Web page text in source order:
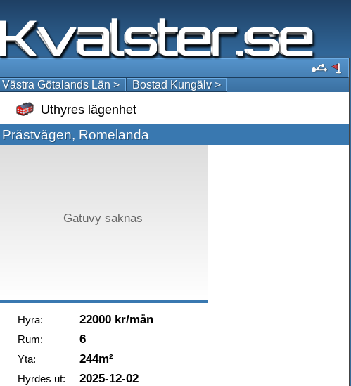
Västra Götalands Län > Bostad Kungälv >
Uthyres lägenhet
Prästvägen, Romelanda
Gatuvy saknas
Hyra: 22000 kr/mån
Rum: 6
Yta: 244m²
Hyrdes ut: 2025-12-02